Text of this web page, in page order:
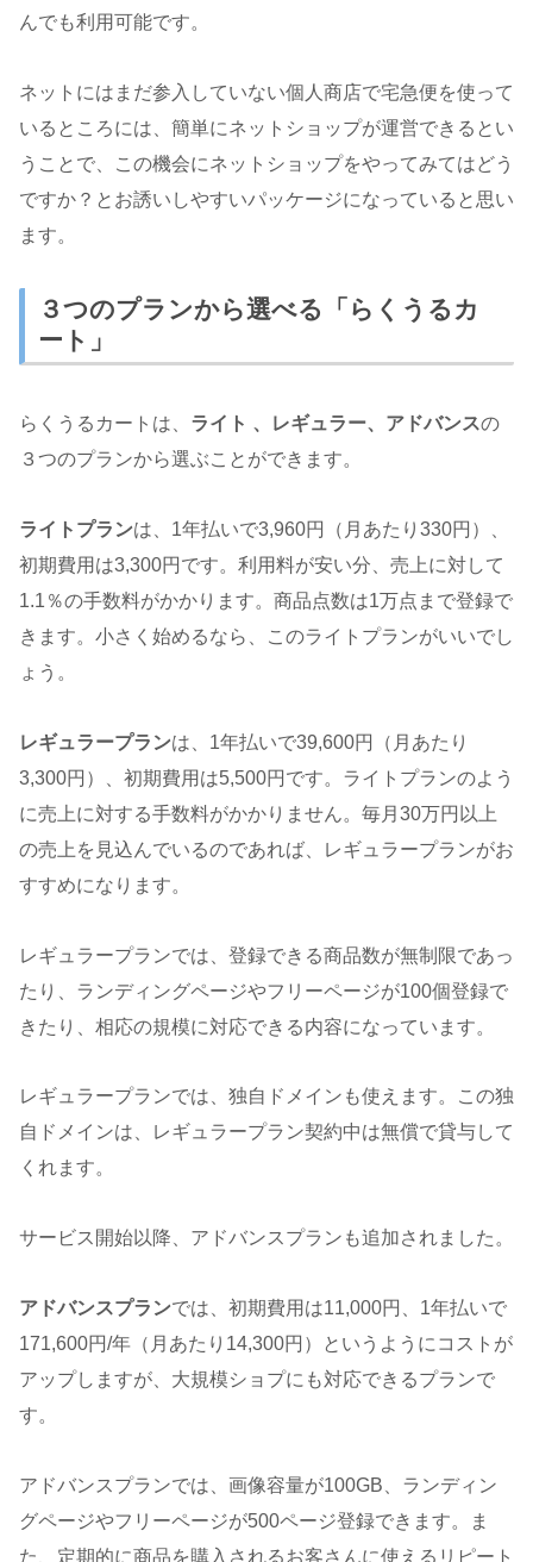
んでも利用可能です。
ネットにはまだ参入していない個人商店で宅急便を使って
いるところには、簡単にネットショップが運営できるとい
うことで、この機会にネットショップをやってみてはどう
ですか？とお誘いしやすいパッケージになっていると思い
ます。
３つのプランから選べる「らくうるカ
ート」
らくうるカートは、 ライト 、レギュラー、アドバンスの
３つのプランから選ぶことができます。
ライトプランは、1年払いで3,960円（月あたり330円）、
初期費用は3,300円です。利用料が安い分、売上に対して
1.1％の手数料がかかります。商品点数は1万点まで登録で
きます。小さく始めるなら、このライトプランがいいでし
ょう。
レギュラープランは、1年払いで39,600円（月あたり
3,300円）、初期費用は5,500円です。ライトプランのよう
に売上に対する手数料がかかりません。毎月30万円以上
の売上を見込んでいるのであれば、レギュラープランがお
すすめになります。
レギュラープランでは、登録できる商品数が無制限であっ
たり、ランディングページやフリーページが100個登録で
きたり、相応の規模に対応できる内容になっています。
レギュラープランでは、独自ドメインも使えます。この独
自ドメインは、レギュラープラン契約中は無償で貸与して
くれます。
サービス開始以降、アドバンスプランも追加されました。
アドバンスプランでは、初期費用は11,000円、1年払いで
171,600円/年（月あたり14,300円）というようにコストが
アップしますが、大規模ショプにも対応できるプランで
す。
アドバンスプランでは、画像容量が100GB、ランディン
グページやフリーページが500ページ登録できます。ま
た、定期的に商品を購入されるお客さんに使えるリピート